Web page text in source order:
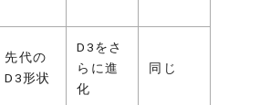
先代の
D3形状
D3をさ
らに進
化
同じ